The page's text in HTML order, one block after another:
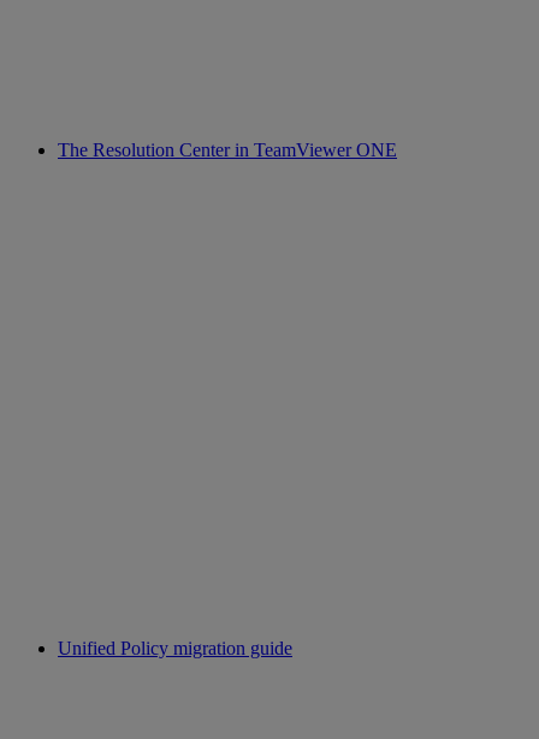
The Resolution Center in TeamViewer ONE
Unified Policy migration guide